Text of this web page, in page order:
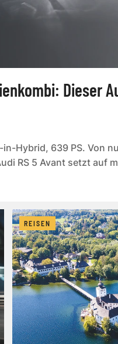
Dieser
Hybrid, 639 PS. Von
RS 5 Avant setzt auf
REISEN